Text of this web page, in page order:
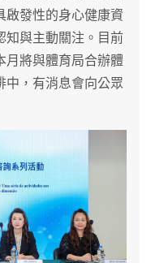
啟發性的身心健康資
知與主動關注。目前
月將與體育局合辦體
中，有消息會向公眾